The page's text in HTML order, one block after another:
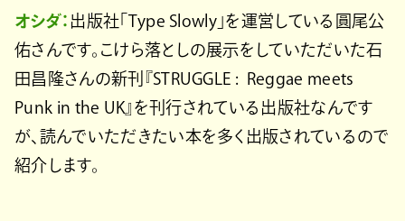
オシダ： 出版社「Type Slowly」を運営している圓尾公
佑さんです。こけら落としの展示をしていただいた石
田昌隆さんの新刊『STRUGGLE : Reggae meets
Punk in the UK』を刊行されている出版社なんです
が、読んでいただきたい本を多く出版されているので
紹介します。